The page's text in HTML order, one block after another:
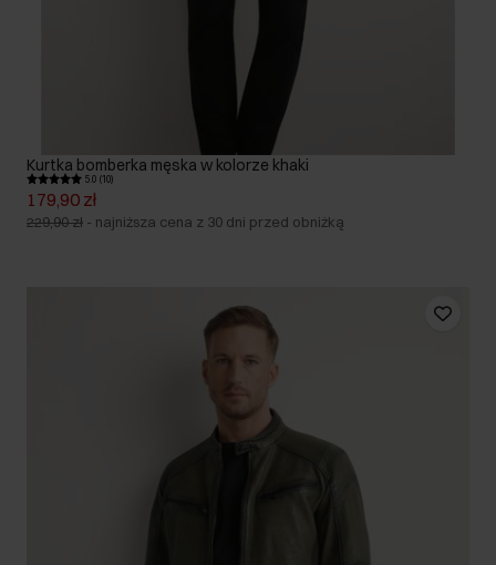
Kurtka bomberka męska w kolorze khaki
5.0 (10)
179,90 zł
229,90 zł - najniższa cena z 30 dni przed obniżką